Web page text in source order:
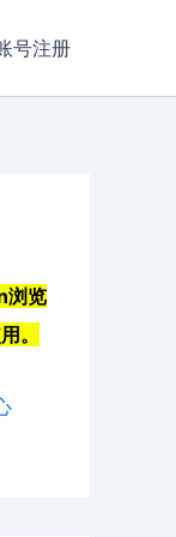
号注册
浏览
。